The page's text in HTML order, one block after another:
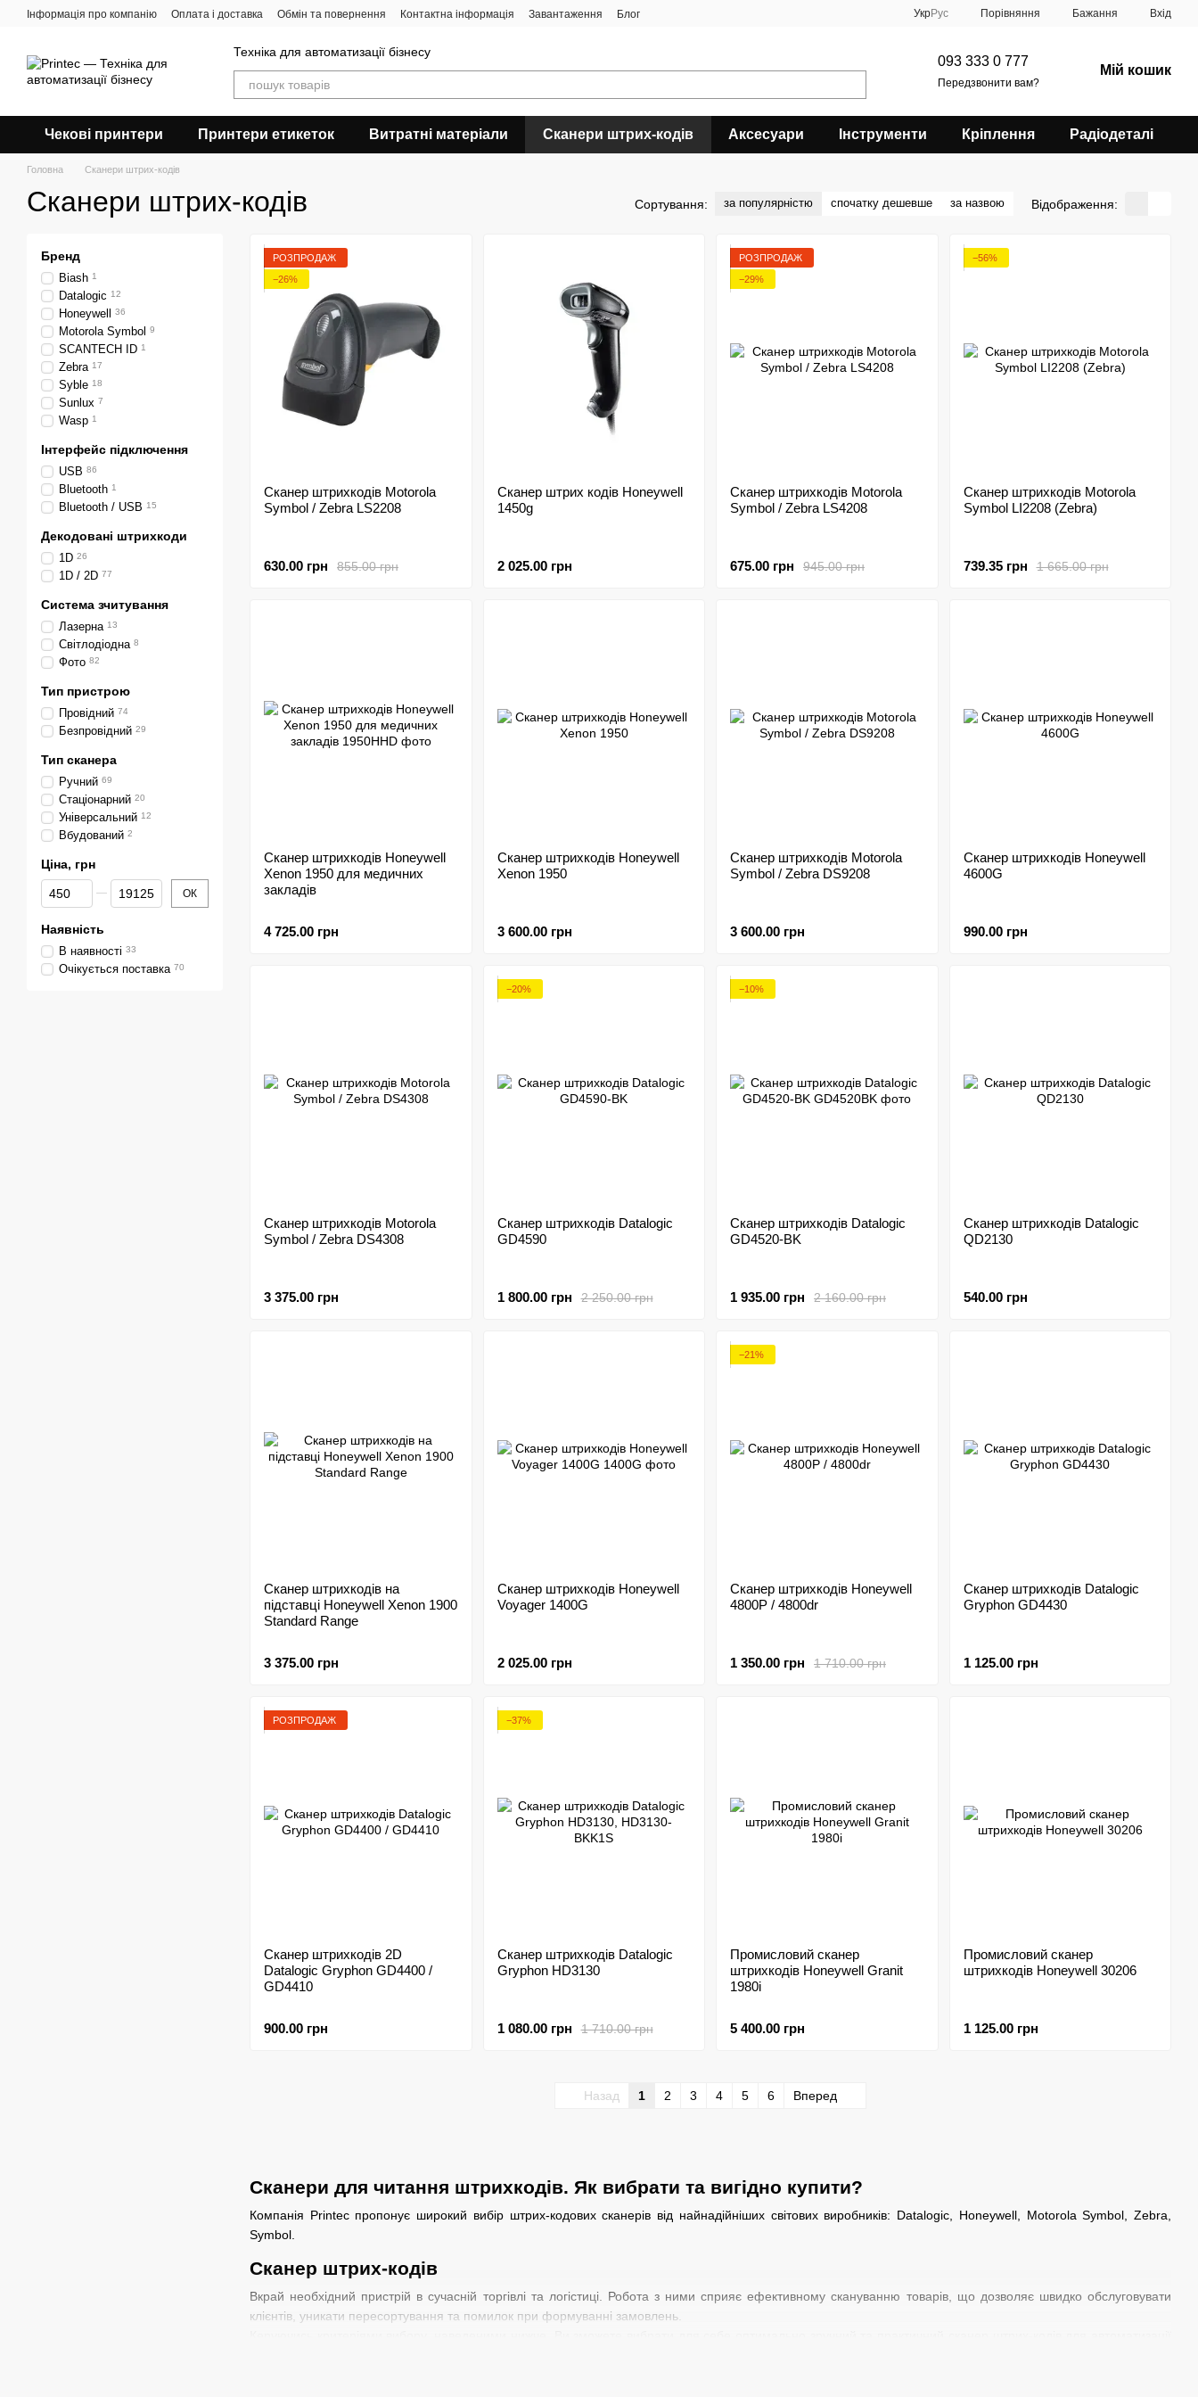
Перейти до основного контенту
Інформація про компанію Оплата і доставка Обмін та повернення Контактна інформація Завантаження Блог УкрРус Порівняння Бажання Вхід
Техніка для автоматизації бізнесу
093 333 0 777
Передзвонити вам?
Мій кошик
Чекові принтери Принтери етикеток Витратні матеріали Сканери штрих-кодів Аксесуари Інструменти Кріплення Радіодеталі
Головна Сканери штрих-кодів
Сканери штрих-кодів Сортування: за популярністю спочатку дешевше за назвою Відображення:
Сканери для читання штрихкодів. Як вибрати та вигідно купити?
Компанія Printec пропонує широкий вибір штрих-кодових сканерів від найнадійніших світових виробників: Datalogic, Honeywell, Motorola Symbol, Zebra,
Symbol.
Сканер штрих-кодів
Вкрай необхідний пристрій в сучасній торгівлі та логістиці. Робота з ними сприяє ефективному скануванню товарів, що дозволяє швидко обслуговувати
клієнтів, уникати пересортування та помилок при формуванні замовлень.
РОЗПРОДАЖ
−26%
Сканер штрихкодів Motorola
Symbol / Zebra LS2208
855.00 грн
630.00 грн
Сканер штрих кодів Honeywell
1450g
2 025.00 грн
РОЗПРОДАЖ
−29%
Сканер штрихкодів Motorola
Symbol / Zebra LS4208
945.00 грн
675.00 грн
−56%
Сканер штрихкодів Motorola
Symbol LI2208 (Zebra)
1 665.00 грн
739.35 грн
Сканер штрихкодів Honeywell
Xenon 1950 для медичних
закладів
4 725.00 грн
Сканер штрихкодів Honeywell
Xenon 1950
3 600.00 грн
Сканер штрихкодів Motorola
Symbol / Zebra DS9208
3 600.00 грн
Сканер штрихкодів Honeywell
4600G
990.00 грн
Сканер штрихкодів Motorola
Symbol / Zebra DS4308
3 375.00 грн
−20%
Сканер штрихкодів Datalogic
GD4590
2 250.00 грн
1 800.00 грн
−10%
Сканер штрихкодів Datalogic
GD4520-BK
2 160.00 грн
1 935.00 грн
Сканер штрихкодів Datalogic
QD2130
540.00 грн
Сканер штрихкодів на
підставці Honeywell Xenon 1900
Standard Range
3 375.00 грн
Сканер штрихкодів Honeywell
Voyager 1400G
2 025.00 грн
−21%
Сканер штрихкодів Honeywell
4800P / 4800dr
1 710.00 грн
1 350.00 грн
Сканер штрихкодів Datalogic
Gryphon GD4430
1 125.00 грн
РОЗПРОДАЖ
Сканер штрихкодів 2D
Datalogic Gryphon GD4400 /
GD4410
900.00 грн
−37%
Сканер штрихкодів Datalogic
Gryphon HD3130
1 710.00 грн
1 080.00 грн
Промисловий сканер
штрихкодів Honeywell Granit
1980i
5 400.00 грн
Промисловий сканер
штрихкодів Honeywell 30206
1 125.00 грн
Назад 1 2 3 4 5 6 Вперед
Бренд
Biash 1
Datalogic 12
Honeywell 36
Motorola Symbol 9
SCANTECH ID 1
Zebra 17
Syble 18
Sunlux 7
Wasp 1
Інтерфейс підключення
USB 86
Bluetooth 1
Bluetooth / USB 15
Декодовані штрихкоди
1D 26
1D / 2D 77
Система зчитування
Лазерна 13
Світлодіодна 8
Фото 82
Тип пристрою
Провідний 74
Безпровідний 29
Тип сканера
Ручний 69
Стаціонарний 20
Універсальний 12
Вбудований 2
Ціна, грн
Від Ціна, грн
До Ціна, грн ОК
Наявність
В наявності 33
Очікується поставка 70